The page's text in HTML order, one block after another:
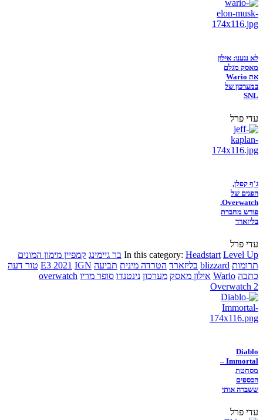
לא נגענו: אילון
מאסק מגלם
את Wario
במערכון של
SNL
עדי פרל
ג'ף קפלן,
הפנים של
Overwatch,
פורש מחברת
בליזארד
עדי פרל
In this category: Headstart Level Up בר גיימינג קמפיין מימון המונים
תרומות blizzard בליזארד הטרדה מינית תביעה E3 2021 IGN
טור דעה
כתבה Wario אילון מאסק מערכון נינטנדו סופר מריו overwatch
Overwatch 2
Diablo
Immortal –
מסחטת
הכספים
ששברה אותי
עדי פרל